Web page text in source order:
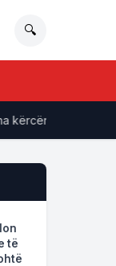
🔍
Ragmi
të